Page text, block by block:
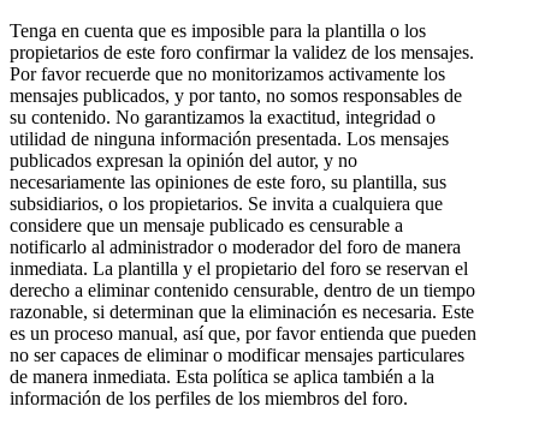
Tenga en cuenta que es imposible para la plantilla o los
propietarios de este foro confirmar la validez de los mensajes.
Por favor recuerde que no monitorizamos activamente los
mensajes publicados, y por tanto, no somos responsables de
su contenido. No garantizamos la exactitud, integridad o
utilidad de ninguna información presentada. Los mensajes
publicados expresan la opinión del autor, y no
necesariamente las opiniones de este foro, su plantilla, sus
subsidiarios, o los propietarios. Se invita a cualquiera que
considere que un mensaje publicado es censurable a
notificarlo al administrador o moderador del foro de manera
inmediata. La plantilla y el propietario del foro se reservan el
derecho a eliminar contenido censurable, dentro de un tiempo
razonable, si determinan que la eliminación es necesaria. Este
es un proceso manual, así que, por favor entienda que pueden
no ser capaces de eliminar o modificar mensajes particulares
de manera inmediata. Esta política se aplica también a la
información de los perfiles de los miembros del foro.